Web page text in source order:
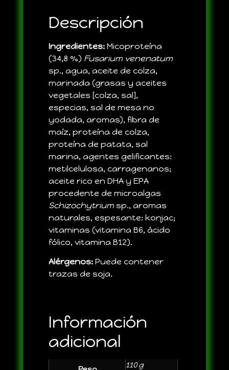
Descripción
Ingredientes: Micoproteína
(34,8 %) Fusarium venenatum
sp., agua, aceite de colza,
marinada (grasas y aceites
vegetales [colza, sal],
especias, sal de mesa no
yodada, aromas), fibra de
maíz, proteína de colza,
proteína de patata, sal
marina, agentes gelificantes:
metilcelulosa, carragenanos;
aceite rico en DHA y EPA
procedente de microalgas
Schizochytrium sp., aromas
naturales, espesante: konjac;
vitaminas (vitamina B6, ácido
fólico, vitamina B12).
Alérgenos: Puede contener
trazas de soja.
Información
adicional
110 g